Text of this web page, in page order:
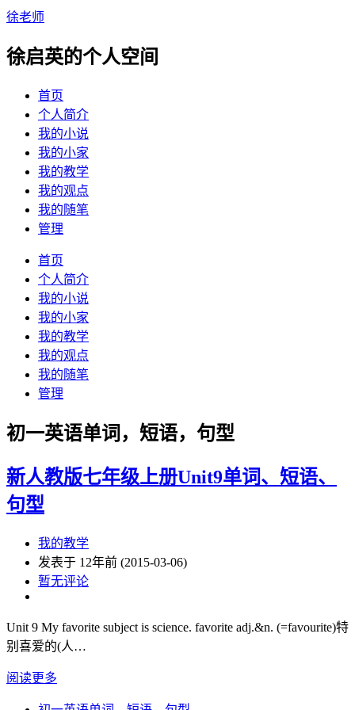
徐老师
徐启英的个人空间
首页
个人简介
我的小说
我的小家
我的教学
我的观点
我的随笔
管理
首页
个人简介
我的小说
我的小家
我的教学
我的观点
我的随笔
管理
初一英语单词，短语，句型
新人教版七年级上册Unit9单词、短语、
句型
我的教学
发表于 12年前 (2015-03-06)
暂无评论
Unit 9 My favorite subject is science. favorite adj.&n. (=favourite)特
别喜爱的(人…
阅读更多